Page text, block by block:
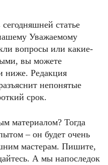
статье
Уважаемому
вопросы или какие-
вы можете
ниже. Редакция
непонятые
срок.
материалом? Тогда
– он будет очень
мастерам. Пишите,
А мы напоследок